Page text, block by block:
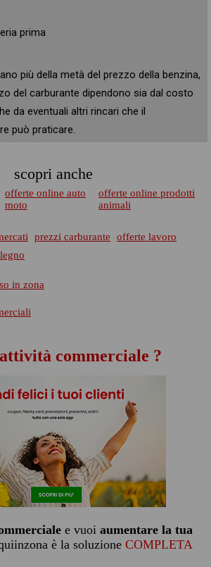
prima
più della metà del prezzo della benzina,
del carburante dipendono sia dal costo
da eventuali altri rincari che il
può praticare.
scopri anche
offerte online auto
moto
offerte online prodotti
animali
prezzi carburante
offerte lavoro
in zona
commerciale ?
e vuoi aumentare la tua
è la soluzione COMPLETA